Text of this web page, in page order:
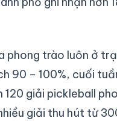
phong trào luôn ở
90 – 100%, cuối
giải pickleball
giải thu hút từ